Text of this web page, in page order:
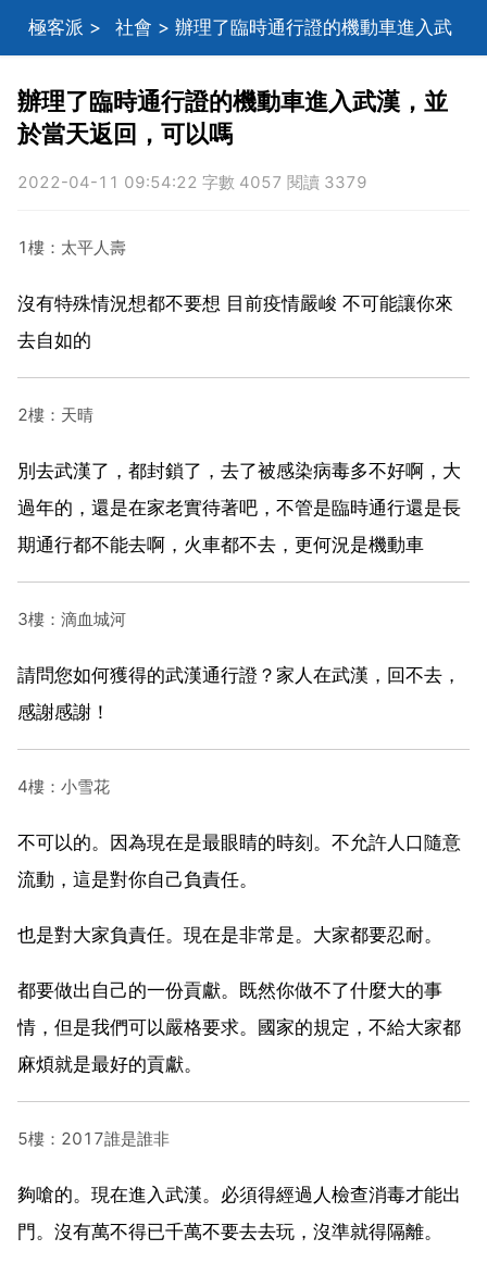
極客派 > 社會 > 辦理了臨時通行證的機動車進入武
漢，並於當天返回，可以嗎
辦理了臨時通行證的機動車進入武漢，並
於當天返回，可以嗎
2022-04-11 09:54:22 字數 4057 閱讀 3379
1樓：太平人壽
沒有特殊情況想都不要想 目前疫情嚴峻 不可能讓你來
去自如的
2樓：天晴
別去武漢了，都封鎖了，去了被感染病毒多不好啊，大
過年的，還是在家老實待著吧，不管是臨時通行還是長
期通行都不能去啊，火車都不去，更何況是機動車
3樓：滴血城河
請問您如何獲得的武漢通行證？家人在武漢，回不去，
感謝感謝！
4樓：小雪花
不可以的。因為現在是最眼睛的時刻。不允許人口隨意
流動，這是對你自己負責任。
也是對大家負責任。現在是非常是。大家都要忍耐。
都要做出自己的一份貢獻。既然你做不了什麼大的事
情，但是我們可以嚴格要求。國家的規定，不給大家都
麻煩就是最好的貢獻。
5樓：2017誰是誰非
夠嗆的。現在進入武漢。必須得經過人檢查消毒才能出
門。沒有萬不得已千萬不要去去玩，沒準就得隔離。